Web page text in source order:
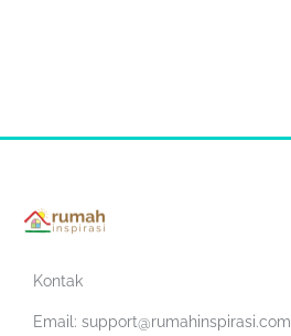
Kontak
Email: support@rumahinspirasi.com